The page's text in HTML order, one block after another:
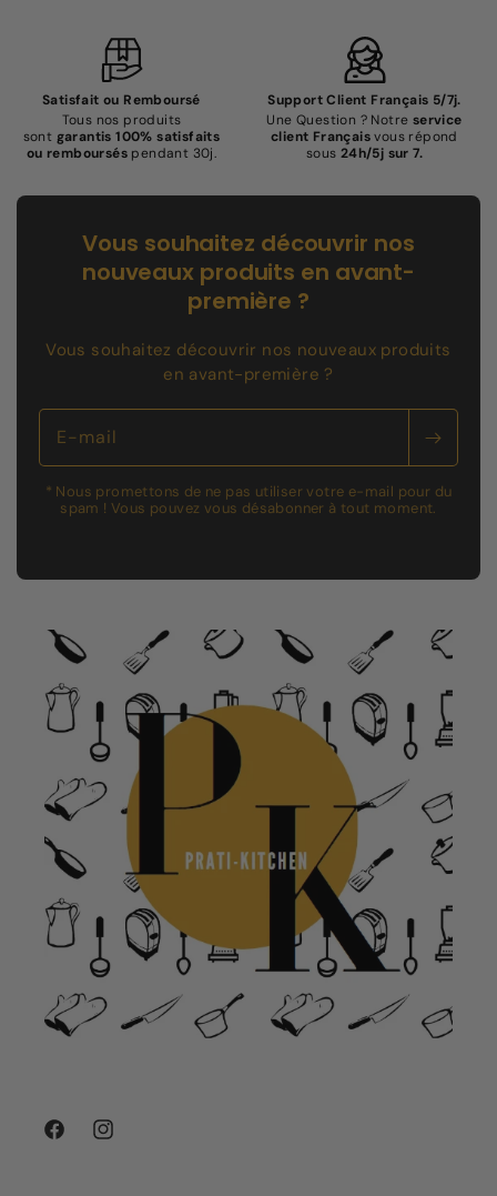
Satisfait ou Remboursé
Tous nos produits
sont garantis 100% satisfaits
ou remboursés pendant 30j.
Support Client Français 5/7j.
Une Question ? Notre service
client Françaisvous répond
sous 24h/5j sur 7.
Vous souhaitez découvrir nos
nouveaux produits en avant-
première ?
Vous souhaitez découvrir nos nouveaux produits
en avant-première ?
E-mail
* Nous promettons de ne pas utiliser votre e-mail pour du
spam ! Vous pouvez vous désabonner à tout moment.
FacebookInstagram